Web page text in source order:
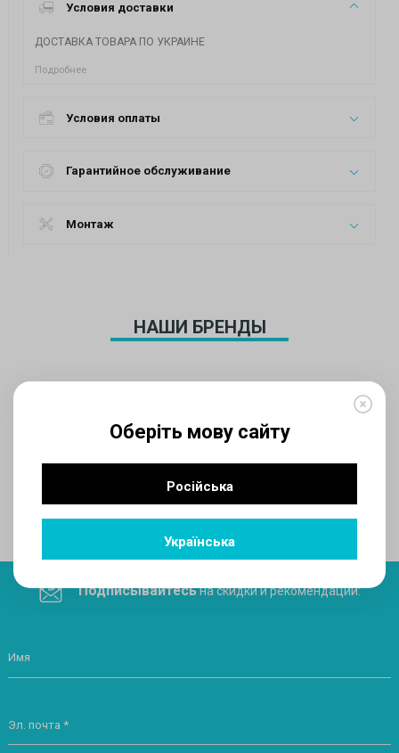
Оберіть мову сайту
Російська
Українська
Условия доставки
ДОСТАВКА ТОВАРА ПО УКРАИНЕ
Подробнее
Условия оплаты
Гарантийное обслуживание
Монтаж
НАШИ БРЕНДЫ
Поделитесь ссылкой в социальных сетях
Подписывайтесьна скидки и рекомендации:
Имя
Эл. почта *